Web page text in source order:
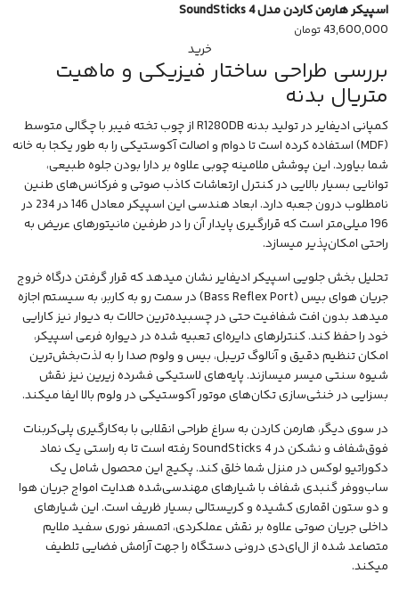
اسپیکر هارمن کاردن مدل SoundSticks 4
43,600,000تومان
خرید
بررسی طراحی ساختار فیزیکی و ماهیت
متریال بدنه
کمپانیادیفایر
در تولید بدنه R1280DB از چوب تخته فیبر با چگالی متوسط
(MDF) استفاده کرده است تا دوام و اصالت آکوستیکی را به طور یکجا به خانه
شما بیاورد. این پوشش ملامینه چوبی علاوه بر دارا بودن جلوه طبیعی،
توانایی بسیار بالایی در کنترل ارتعاشات کاذب صوتی و فرکانس‌های طنین
نامطلوب درون جعبه دارد. ابعاد هندسی ایناسپیکر
معادل 146 در 234 در
196 میلی‌متر است که قرارگیری پایدار آن را در طرفین مانیتورهای عریض به
راحتی امکان‌پذیر میسازد.
تحلیل بخش جلویی اسپیکر ادیفایر نشان میدهد که قرار گرفتن درگاه خروج
جریان هوای بیس (Bass Reflex Port) در سمت رو به کاربر، به سیستم اجازه
میدهد بدون افت شفافیت حتی در چسبیده‌ترین حالات به دیوار نیز کارایی
خود را حفظ کند. کنترلرهای دایره‌ای تعبیه شده در دیواره فرعی اسپیکر،
امکان تنظیم دقیق و آنالوگ تریبل، بیس و ولوم صدا را به لذت‌بخش‌ترین
شیوه سنتی میسر میسازند. پایه‌های لاستیکی فشرده زیرین نیز نقش
بسزایی در خنثی‌سازی تکان‌های موتور آکوستیکی در ولوم بالا ایفا میکند.
در سوی دیگر،هارمن کاردنبه سراغ طراحی انقلابی با به‌کارگیری پلی‌کربنات
فوق‌شفاف و نشکن در SoundSticks 4 رفته است تا به راستی یک نماد
دکوراتیو لوکس در منزل شما خلق کند. پکیج این محصول شامل یک
ساب‌ووفر گنبدی شفاف با شیارهای مهندسی‌شده هدایت امواج جریان هوا
و دو ستون اقماری کشیده و کریستالی بسیار ظریف است. این شیارهای
داخلی جریان صوتی علاوه بر نقش عملکردی، اتمسفر نوری سفید ملایم
متصاعد شده از ال‌ای‌دی درونی دستگاه را جهت آرامش فضایی تلطیف
میکند.